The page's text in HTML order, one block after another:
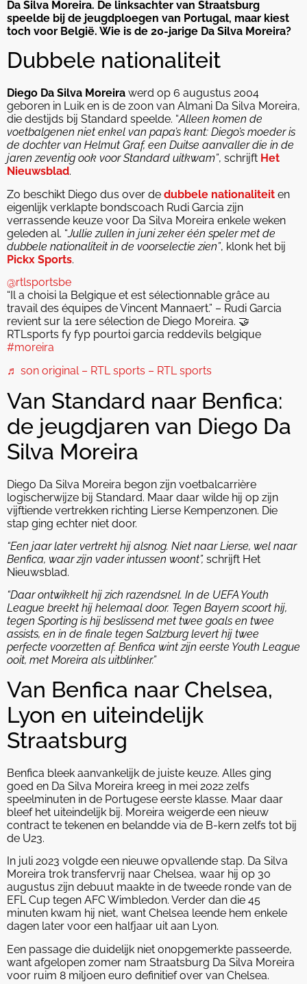
Da Silva Moreira. De linksachter van Straatsburg
speelde bij de jeugdploegen van Portugal, maar kiest
toch voor België. Wie is de 20-jarige Da Silva Moreira?
Dubbele nationaliteit
Diego Da Silva Moreira werd op 6 augustus 2004
geboren in Luik en is de zoon van Almani Da Silva Moreira,
die destijds bij Standard speelde. “Alleen komen de
voetbalgenen niet enkel van papa’s kant: Diego’s moeder is
de dochter van Helmut Graf, een Duitse aanvaller die in de
jaren zeventig ook voor Standard uitkwam”, schrijft Het
Nieuwsblad.
Zo beschikt Diego dus over de dubbele nationaliteit en
eigenlijk verklapte bondscoach Rudi Garcia zijn
verrassende keuze voor Da Silva Moreira enkele weken
geleden al. “Jullie zullen in juni zeker één speler met de
dubbele nationaliteit in de voorselectie zien”, klonk het bij
Pickx Sports.
@rtlsportsbe
“Il a choisi la Belgique et est sélectionnable grâce au
travail des équipes de Vincent Mannaert.” – Rudi Garcia
revient sur la 1ere sélection de Diego Moreira. 🤝
RTLsports fy fyp pourtoi garcia reddevils belgique
#moreira
♬ son original – RTL sports – RTL sports
Van Standard naar Benfica:
de jeugdjaren van Diego Da
Silva Moreira
Diego Da Silva Moreira begon zijn voetbalcarrière
logischerwijze bij Standard. Maar daar wilde hij op zijn
vijftiende vertrekken richting Lierse Kempenzonen. Die
stap ging echter niet door.
“Een jaar later vertrekt hij alsnog. Niet naar Lierse, wel naar
Benfica, waar zijn vader intussen woont”, schrijft Het
Nieuwsblad.
“Daar ontwikkelt hij zich razendsnel. In de UEFA Youth
League breekt hij helemaal door. Tegen Bayern scoort hij,
tegen Sporting is hij beslissend met twee goals en twee
assists, en in de finale tegen Salzburg levert hij twee
perfecte voorzetten af. Benfica wint zijn eerste Youth League
ooit, met Moreira als uitblinker.”
Van Benfica naar Chelsea,
Lyon en uiteindelijk
Straatsburg
Benfica bleek aanvankelijk de juiste keuze. Alles ging
goed en Da Silva Moreira kreeg in mei 2022 zelfs
speelminuten in de Portugese eerste klasse. Maar daar
bleef het uiteindelijk bij. Moreira weigerde een nieuw
contract te tekenen en belandde via de B-kern zelfs tot bij
de U23.
In juli 2023 volgde een nieuwe opvallende stap. Da Silva
Moreira trok transfervrij naar Chelsea, waar hij op 30
augustus zijn debuut maakte in de tweede ronde van de
EFL Cup tegen AFC Wimbledon. Verder dan die 45
minuten kwam hij niet, want Chelsea leende hem enkele
dagen later voor een halfjaar uit aan Lyon.
Een passage die duidelijk niet onopgemerkte passeerde,
want afgelopen zomer nam Straatsburg Da Silva Moreira
voor ruim 8 miljoen euro definitief over van Chelsea.